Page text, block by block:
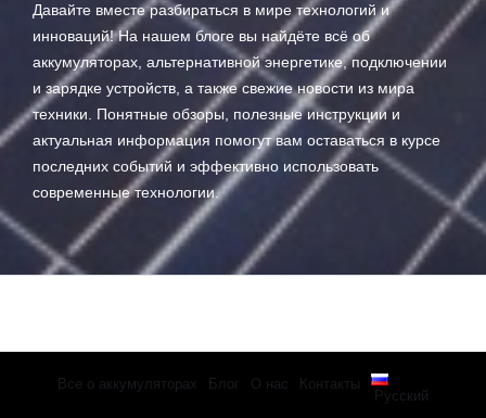
Давайте вместе разбираться в мире технологий и
инноваций! На нашем блоге вы найдёте всё об
аккумуляторах, альтернативной энергетике, подключении
и зарядке устройств, а также свежие новости из мира
техники. Понятные обзоры, полезные инструкции и
актуальная информация помогут вам оставаться в курсе
последних событий и эффективно использовать
современные технологии.
Все о аккумуляторах Блог О нас Контакты
Русский